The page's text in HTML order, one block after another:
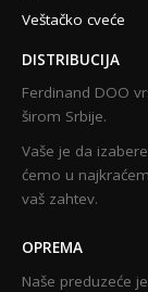
Veštačko cveće
DISTRIBUCIJA
Ferdinand DOO
širom Srbije.
Vaše je da
ćemo u
vaš zahtev.
OPREMA
Naše preduzeće